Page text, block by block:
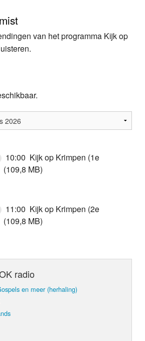
van het programma Kijk op
10:00 Kijk op Krimpen (1e
MB)
11:00 Kijk op Krimpen (2e
MB)
radio
en meer (herhaling)